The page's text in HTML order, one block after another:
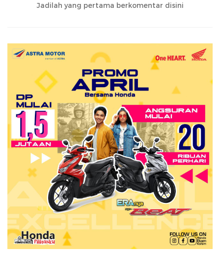
Jadilah yang pertama berkomentar disini